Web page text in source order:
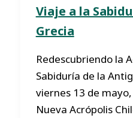
Viaje a la
Grecia
Redescubriendo la
Sabiduría de la
viernes 13 de
Nueva Acrópolis